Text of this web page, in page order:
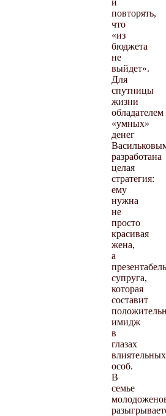
повторять,
что
«из
бюджета
не
выйдет».
Для
спутницы
жизни
обладателем
«умных»
денег
разработана
целая
стратегия:
ему
нужна
не
просто
красивая
жена,
а
супруга,
которая
составит
имидж
в
глазах
влиятельных
особ.
В
семье